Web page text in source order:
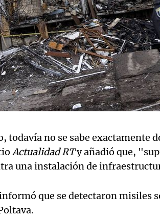
todavía no se sabe exactamente
Actualidad RTy añadió que,
una instalación de
que se detectaron misiles